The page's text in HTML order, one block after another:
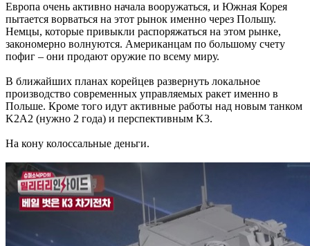
Европа очень активно начала вооружаться, и Южная Корея
пытается ворваться на этот рынок именно через Польшу.
Немцы, которые привыкли распоряжаться на этом рынке,
закономерно волнуются. Американцам по большому счету
пофиг – они продают оружие по всему миру.
В ближайших планах корейцев развернуть локальное
производство современных управляемых ракет именно в
Польше. Кроме того идут активные работы над новым танком
K2A2 (нужно 2 года) и перспективным K3.
На кону колоссальные деньги.